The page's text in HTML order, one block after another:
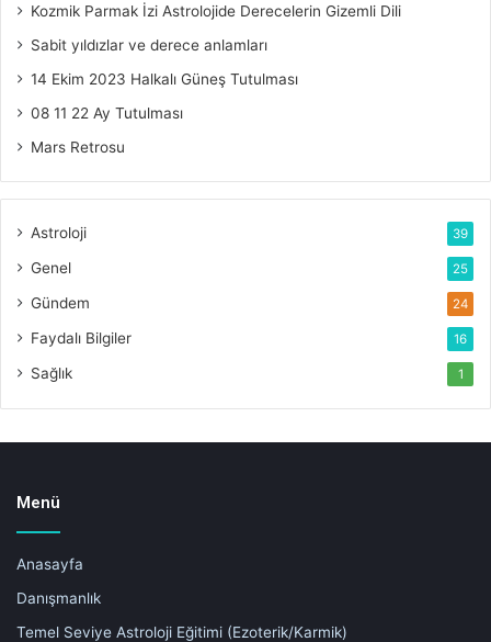
Kozmik Parmak İzi Astrolojide Derecelerin Gizemli Dili
Sabit yıldızlar ve derece anlamları
14 Ekim 2023 Halkalı Güneş Tutulması
08 11 22 Ay Tutulması
Mars Retrosu
Astroloji 39
Genel 25
Gündem 24
Faydalı Bilgiler 16
Sağlık 1
Menü
Anasayfa
Danışmanlık
Temel Seviye Astroloji Eğitimi (Ezoterik/Karmik)